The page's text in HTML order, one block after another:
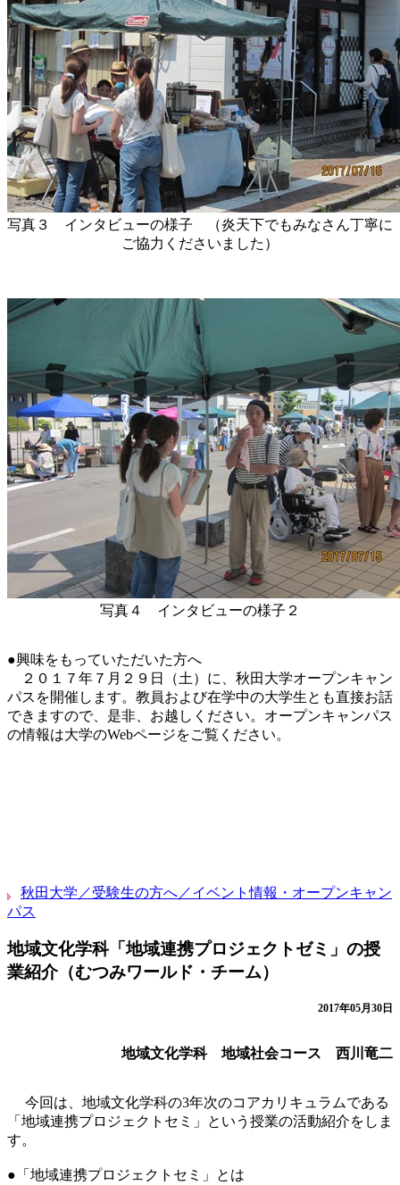
写真３ インタビューの様子 （炎天下でもみなさん丁寧に
ご協力くださいました）
写真４ インタビューの様子２
●興味をもっていただいた方へ
２０１７年７月２９日（土）に、秋田大学オープンキャン
パスを開催します。教員および在学中の大学生とも直接お話
できますので、是非、お越しください。オープンキャンパス
の情報は大学のWebページをご覧ください。
秋田大学／受験生の方へ／イベント情報・オープンキャン
パス
地域文化学科「地域連携プロジェクトゼミ」の授
業紹介（むつみワールド・チーム）
2017年05月30日
地域文化学科 地域社会コース 西川竜二
今回は、地域文化学科の3年次のコアカリキュラムである
「地域連携プロジェクトセミ」という授業の活動紹介をしま
す。
●「地域連携プロジェクトセミ」とは